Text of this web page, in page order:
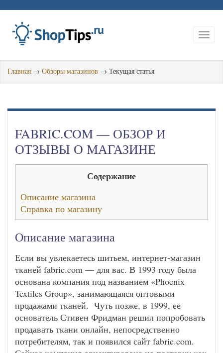
Главная → Обзоры магазинов → Текущая статья
FABRIC.COM — ОБЗОР И
ОТЗЫВЫ О МАГАЗИНЕ
Содержание
Описание магазина
Справка по магазину
Описание магазина
Если вы увлекаетесь шитьем, интернет-магазин
тканей fabric.com — для вас. В 1993 году была
основана компания под названием «Phoenix
Textiles Group», занимающаяся оптовыми
продажами тканей. Чуть позже, в 1999, ее
основатель Стивен Фридман решил попробовать
продавать ткани онлайн, непосредственно
потребителям, так и появился сайт fabric.com.